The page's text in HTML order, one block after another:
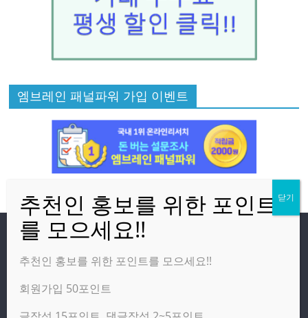
엠브레인 패널파워 가입 이벤트
방문자
온라인 방문자:13
오늘의 조회수:3,998
추천인 홍보를 위한 포인트를 모으세요!!
회원가입 50포인트